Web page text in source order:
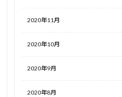
2020年11月
2020年10月
2020年9月
2020年8月